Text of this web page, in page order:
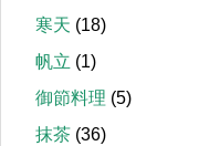
寒天 (18)
帆立 (1)
御節料理 (5)
抹茶 (36)